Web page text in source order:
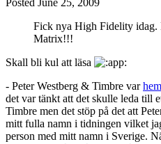
Posted June 25, 2009
Fick nya High Fidelity idag.
Matrix!!!
Skall bli kul att läsa
- Peter Westberg & Timbre var
det var tänkt att det skulle leda till
Timbre men det stöp på det att
mitt fulla namn i tidningen vilket
person med mitt namn i Sverige.